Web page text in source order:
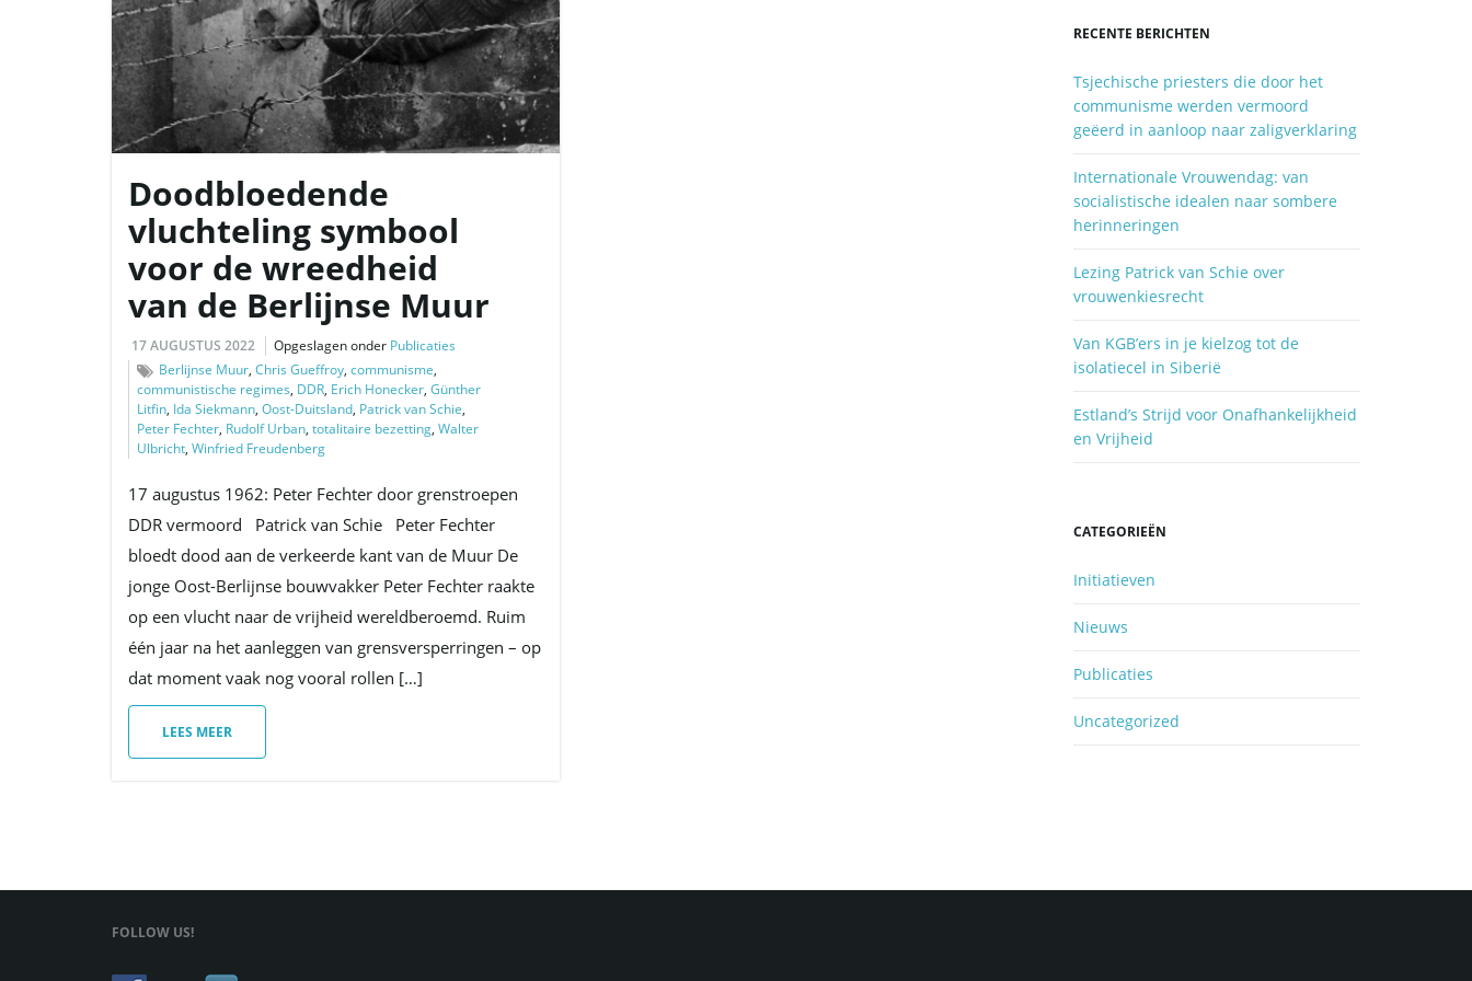
Doodbloedende
vluchteling symbool
voor de wreedheid
van de Berlijnse Muur
17 AUGUSTUS 2022 Opgeslagen onder Publicaties
Berlijnse Muur, Chris Gueffroy, communisme,
communistische regimes, DDR, Erich Honecker, Günther
Litfin, Ida Siekmann, Oost-Duitsland, Patrick van Schie,
Peter Fechter, Rudolf Urban, totalitaire bezetting, Walter
Ulbricht, Winfried Freudenberg
17 augustus 1962: Peter Fechter door grenstroepen
DDR vermoord Patrick van Schie Peter Fechter
bloedt dood aan de verkeerde kant van de Muur De
jonge Oost-Berlijnse bouwvakker Peter Fechter raakte
op een vlucht naar de vrijheid wereldberoemd. Ruim
één jaar na het aanleggen van grensversperringen – op
dat moment vaak nog vooral rollen […]
LEES MEER
z
e
k
e
.
.
.
RECENTE BERICHTEN
Tsjechische priesters die door het
communisme werden vermoord
geëerd in aanloop naar zaligverklaring
Internationale Vrouwendag: van
socialistische idealen naar sombere
herinneringen
Lezing Patrick van Schie over
vrouwenkiesrecht
Van KGB’ers in je kielzog tot de
isolatiecel in Siberië
Estland’s Strijd voor Onafhankelijkheid
en Vrijheid
CATEGORIEËN
Initiatieven
Nieuws
Publicaties
Uncategorized
FOLLOW US!